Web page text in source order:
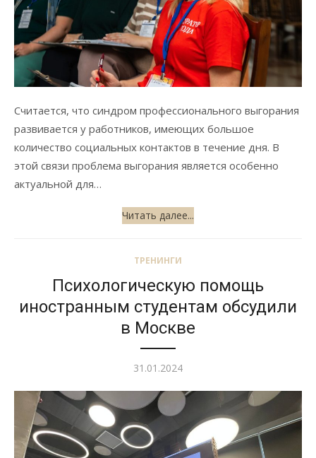
Считается, что синдром профессионального выгорания
развивается у работников, имеющих большое
количество социальных контактов в течение дня. В
этой связи проблема выгорания является особенно
актуальной для…
Читать далее...
ТРЕНИНГИ
Психологическую помощь
иностранным студентам обсудили
в Москве
Опубликовано
31.01.2024